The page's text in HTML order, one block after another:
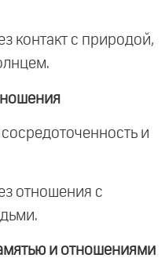
контакт с природой,
и
отношения с
и отношениями